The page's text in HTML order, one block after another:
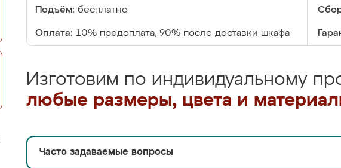
Подъём: бесплатно
Оплата: 10% предоплата, 90% после доставки шкафа
Изготовим по индивидуальному
любые размеры, цвета и
Часто задаваемые вопросы